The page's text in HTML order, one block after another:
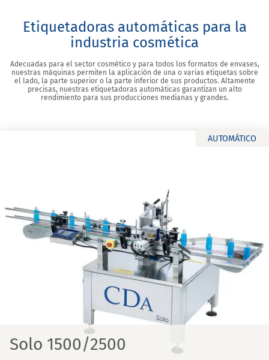
Etiquetadoras automáticas para la
industria cosmética
Adecuadas para el sector cosmético y para todos los formatos de envases,
nuestras máquinas permiten la aplicación de una o varias etiquetas sobre
el lado, la parte superior o la parte inferior de sus productos. Altamente
precisas, nuestras etiquetadoras automáticas garantizan un alto
rendimiento para sus producciones medianas y grandes.
AUTOMÁTICO
Solo 1500/2500